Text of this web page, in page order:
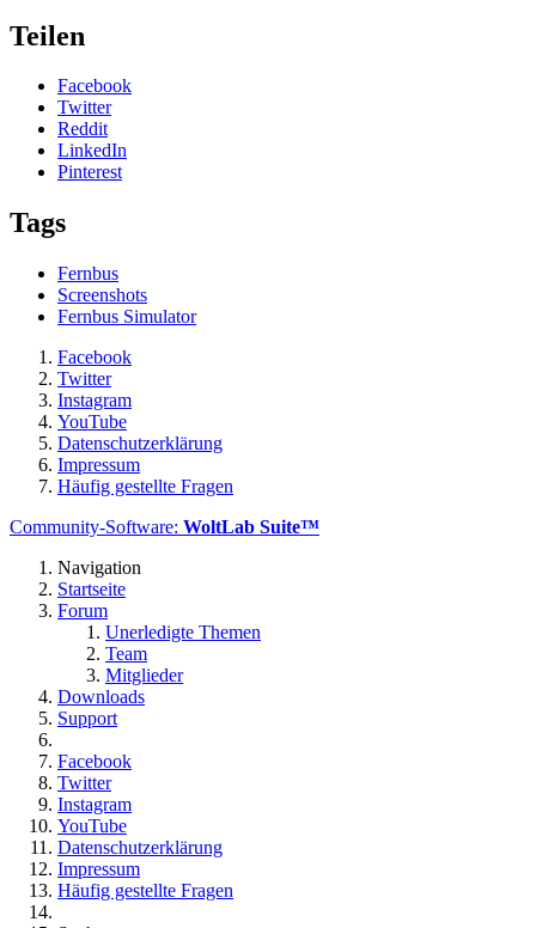
Teilen
Facebook
Twitter
Reddit
LinkedIn
Pinterest
Tags
Fernbus
Screenshots
Fernbus Simulator
Facebook
Twitter
Instagram
YouTube
Datenschutzerklärung
Impressum
Häufig gestellte Fragen
Community-Software: WoltLab Suite™
Navigation
Startseite
Forum
Unerledigte Themen
Team
Mitglieder
Downloads
Support
Facebook
Twitter
Instagram
YouTube
Datenschutzerklärung
Impressum
Häufig gestellte Fragen